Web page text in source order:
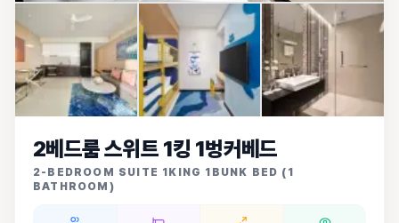
2베드룸 스위트 1킹 1벙커베드
2-BEDROOM SUITE 1KING 1BUNK BED (1
BATHROOM)